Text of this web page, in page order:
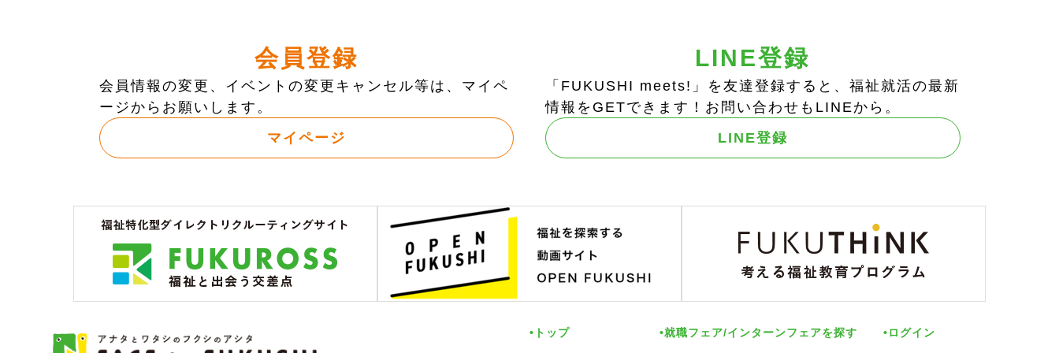
会員登録
会員情報の変更、イベントの変更キャンセル等は、マイペ
ージからお願いします。
マイページ
LINE登録
「FUKUSHI meets!」を友達登録すると、福祉就活の最新
情報をGETできます！お問い合わせもLINEから。
LINE登録
トップ 就職フェア/インターンフェアを探す ログイン